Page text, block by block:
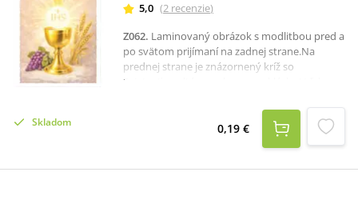
5,0 (2 recenzie)
Z062. Laminovaný obrázok s modlitbou pred a
po svätom prijímaní na zadnej strane.Na
prednej strane je znázornený kríž so
Sviatosťou oltárnou, hrozno a klásky.Vďaka
modlitebnej knižky či peňaženky.
Skladom 0,19 €